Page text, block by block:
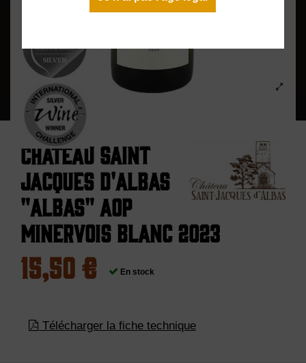
Château Saint
Jacques d'Albas
"Albas" AOP
Minervois Blanc 2023
15,50 € En stock
Télécharger la fiche technique